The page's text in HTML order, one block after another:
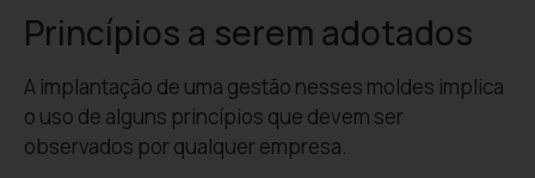
Princípios a serem adotados
A implantação de uma gestão nesses moldes implica
o uso de alguns princípios que devem ser
observados por qualquer empresa.